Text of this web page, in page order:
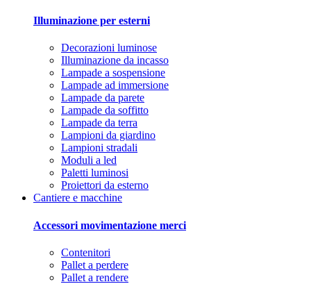
Illuminazione per esterni
Decorazioni luminose
Illuminazione da incasso
Lampade a sospensione
Lampade ad immersione
Lampade da parete
Lampade da soffitto
Lampade da terra
Lampioni da giardino
Lampioni stradali
Moduli a led
Paletti luminosi
Proiettori da esterno
Cantiere e macchine
Accessori movimentazione merci
Contenitori
Pallet a perdere
Pallet a rendere